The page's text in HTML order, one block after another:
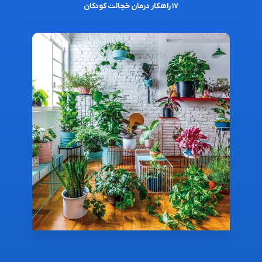
۱۷ راهکار درمان خجالت کودکان